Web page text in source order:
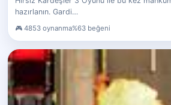
hazırlanın. Gardi…
4853 oynanma%63 beğeni